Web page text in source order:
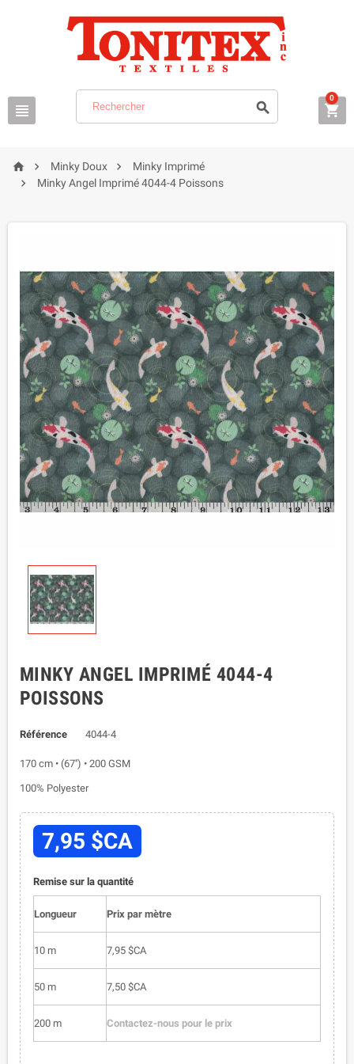
  
0
  Minky Doux  Minky Imprimé
 Minky Angel Imprimé 4044-4 Poissons
MINKY ANGEL IMPRIMÉ 4044-4
POISSONS
Référence 4044-4
170 cm • (67'') • 200 GSM
100% Polyester
7,95 $CA
Remise sur la quantité
Longueur Prix par mètre
10 m 7,95 $CA
50 m 7,50 $CA
200 m Contactez-nous pour le prix